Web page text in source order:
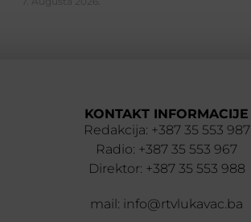
KONTAKT INFORMACIJE
Redakcija: +387 35 553 987
Radio: +387 35 553 967
Direktor: +387 35 553 988
mail: info@rtvlukavac.ba